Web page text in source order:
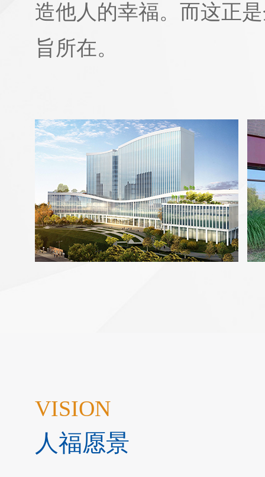
造他人的幸福。而这正
旨所在。
VISION
人福愿景